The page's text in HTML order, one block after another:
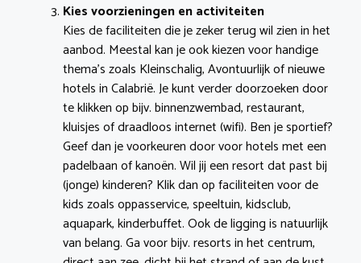
Kies voorzieningen en activiteiten
Kies de faciliteiten die je zeker terug wil zien in het
aanbod. Meestal kan je ook kiezen voor handige
thema’s zoals Kleinschalig, Avontuurlijk of nieuwe
hotels in Calabrië. Je kunt verder doorzoeken door
te klikken op bijv. binnenzwembad, restaurant,
kluisjes of draadloos internet (wifi). Ben je sportief?
Geef dan je voorkeuren door voor hotels met een
padelbaan of kanoën. Wil jij een resort dat past bij
(jonge) kinderen? Klik dan op faciliteiten voor de
kids zoals oppasservice, speeltuin, kidsclub,
aquapark, kinderbuffet. Ook de ligging is natuurlijk
van belang. Ga voor bijv. resorts in het centrum,